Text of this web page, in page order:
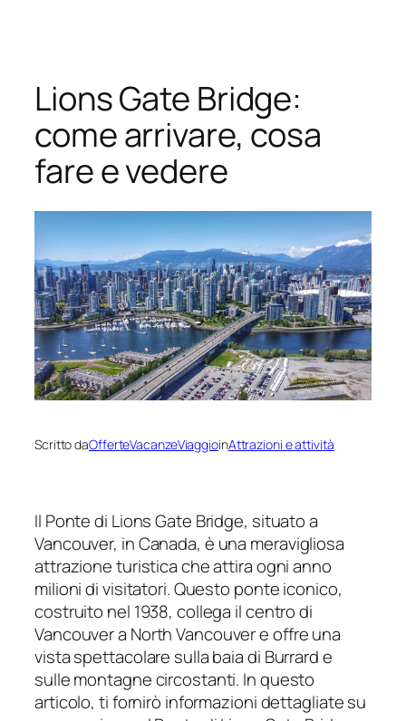
Lions Gate Bridge:
come arrivare, cosa
fare e vedere
Scritto daOfferteVacanzeViaggioinAttrazioni e attività
Il Ponte di Lions Gate Bridge, situato a
Vancouver, in Canada, è una meravigliosa
attrazione turistica che attira ogni anno
milioni di visitatori. Questo ponte iconico,
costruito nel 1938, collega il centro di
Vancouver a North Vancouver e offre una
vista spettacolare sulla baia di Burrard e
sulle montagne circostanti. In questo
articolo, ti fornirò informazioni dettagliate su